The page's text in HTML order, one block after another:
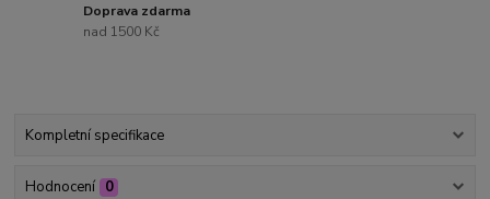
Doprava zdarma
nad 1500 Kč
Kompletní specifikace
Hodnocení 0